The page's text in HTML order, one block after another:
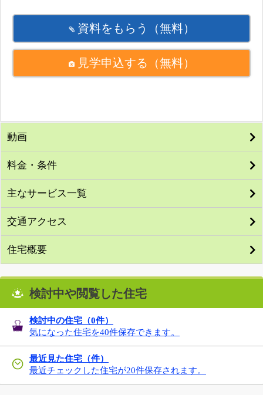
資料をもらう （無料）
見学申込する （無料）
動画
料金・条件
主なサービス一覧
交通アクセス
住宅概要
検討中や閲覧した住宅
検討中の住宅（0件）
気になった住宅を40件保存できます。
最近見た住宅（件）
最近チェックした住宅が20件保存されます。